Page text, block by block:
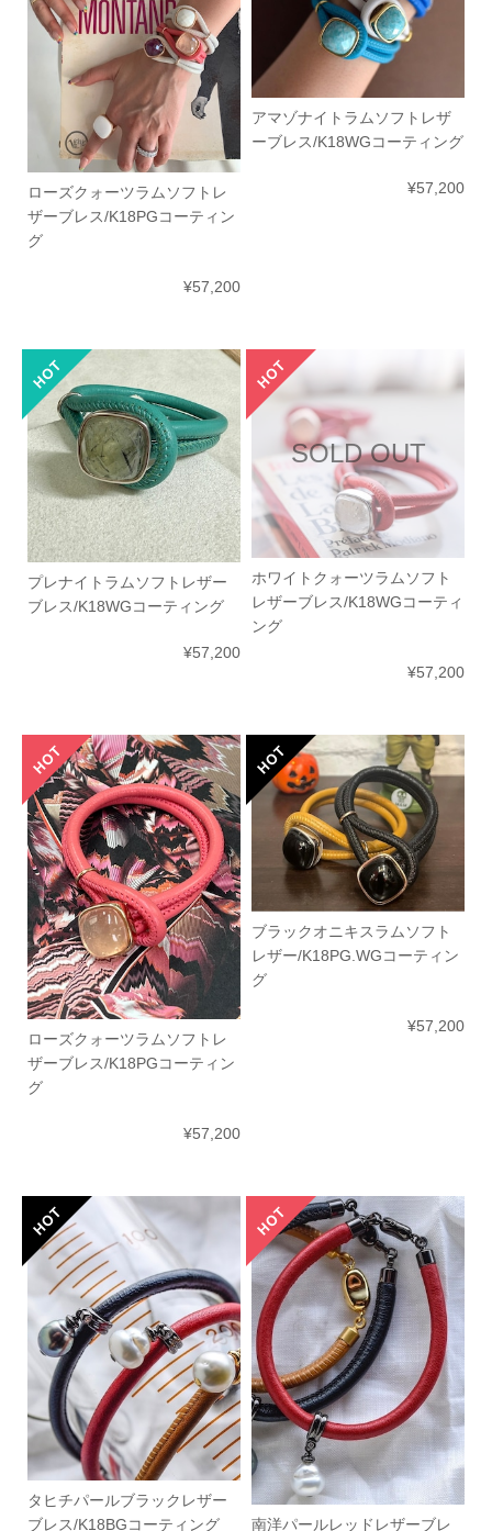
ローズクォーツラムソフトレ
ザーブレス/K18PGコーティン
グ
¥57,200
アマゾナイトラムソフトレザ
ーブレス/K18WGコーティング
¥57,200
プレナイトラムソフトレザー
ブレス/K18WGコーティング
¥57,200
SOLD OUT
ホワイトクォーツラムソフト
レザーブレス/K18WGコーティ
ング
¥57,200
ローズクォーツラムソフトレ
ザーブレス/K18PGコーティン
グ
¥57,200
ブラックオニキスラムソフト
レザー/K18PG.WGコーティン
グ
¥57,200
タヒチパールブラックレザー
ブレス/K18BGコーティング
南洋パールレッドレザーブレ